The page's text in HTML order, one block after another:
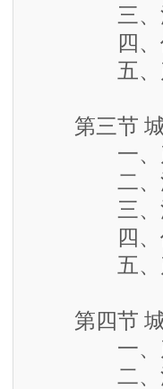
三、消
四、价
五、产
第三节 城
一、产
二、消
三、消
四、价
五、产
第四节 城
一、产
二、消